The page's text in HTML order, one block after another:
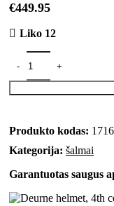
€449.95
Liko 12
Produkto kodas:
Kategorija: šalmai
Garantuotas saugus